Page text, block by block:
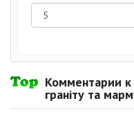
Комментарии
граніту та